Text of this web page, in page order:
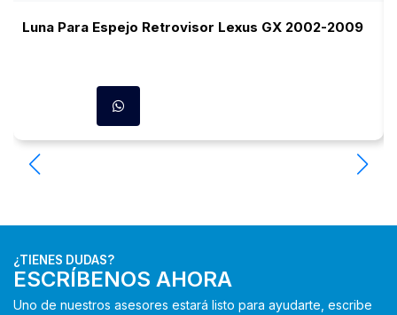
Luna Para Espejo Retrovisor Lexus GX 2002-2009
¿TIENES DUDAS?
ESCRÍBENOS AHORA
Uno de nuestros asesores estará listo para ayudarte, escribe